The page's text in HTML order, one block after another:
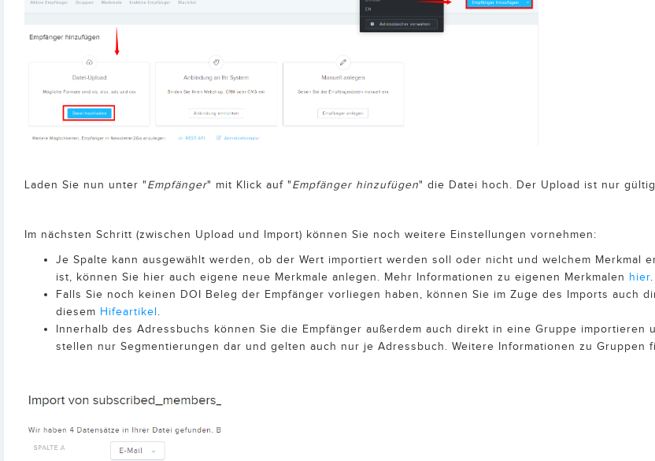
Laden Sie nun unter "Empfänger" mit Klick auf "Empfänger hinzufügen" die Datei hoch. Der Upload ist nur
Im nächsten Schritt (zwischen Upload und Import) können Sie noch weitere Einstellungen vornehmen:
Je Spalte kann ausgewählt werden, ob der Wert importiert werden soll oder nicht und welchem Merkmal
ist, können Sie hier auch eigene neue Merkmale anlegen. Mehr Informationen zu eigenen Merkmalen hier.
Falls Sie noch keinen DOI Beleg der Empfänger vorliegen haben, können Sie im Zuge des Imports auch
diesem Hifeartikel.
Innerhalb des Adressbuchs können Sie die Empfänger außerdem auch direkt in eine Gruppe
stellen nur Segmentierungen dar und gelten auch nur je Adressbuch. Weitere Informationen zu Gruppen